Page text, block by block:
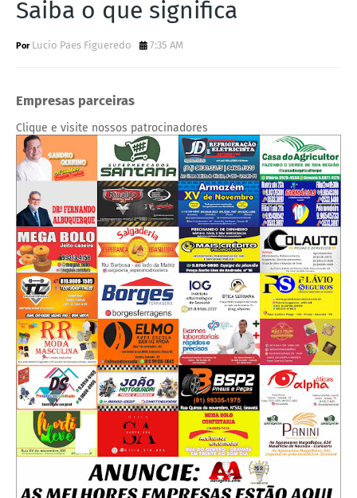
Saiba o que significa
Lucio Paes Figueredo 7:35 AM
Empresas parceiras
Clique e visite nossos patrocinadores